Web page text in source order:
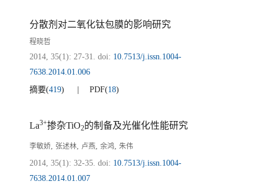
分散剂对二氧化钛包膜的影响研究
程晓哲
2014, 35(1): 27-31. doi: 10.7513/j.issn.1004-
7638.2014.01.006
摘要(419) PDF(18)
La3+掺杂TiO2的制备及光催化性能研究
李敏娇, 张述林, 卢燕, 余鸿, 朱伟
2014, 35(1): 32-35. doi: 10.7513/j.issn.1004-
7638.2014.01.007